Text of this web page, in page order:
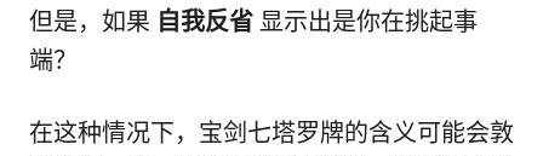
但是，如果 自我反省 显示出是你在挑起事
端？
在这种情况下，宝剑七塔罗牌的含义可能会敦